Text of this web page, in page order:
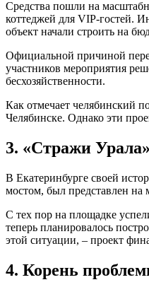
Средства пошли на
коттеджей для VIP-гостей.
объект начали строить на
Официальной причиной
участников мероприятия
бесхозяйственности.
Как отмечает челябинский
Челябинске. Однако эти
3. «Стражи
В Екатеринбурге своей
мостом, был представлен на
С тех пор на площадке
теперь планировалось
этой ситуации, – проект
4. Корень